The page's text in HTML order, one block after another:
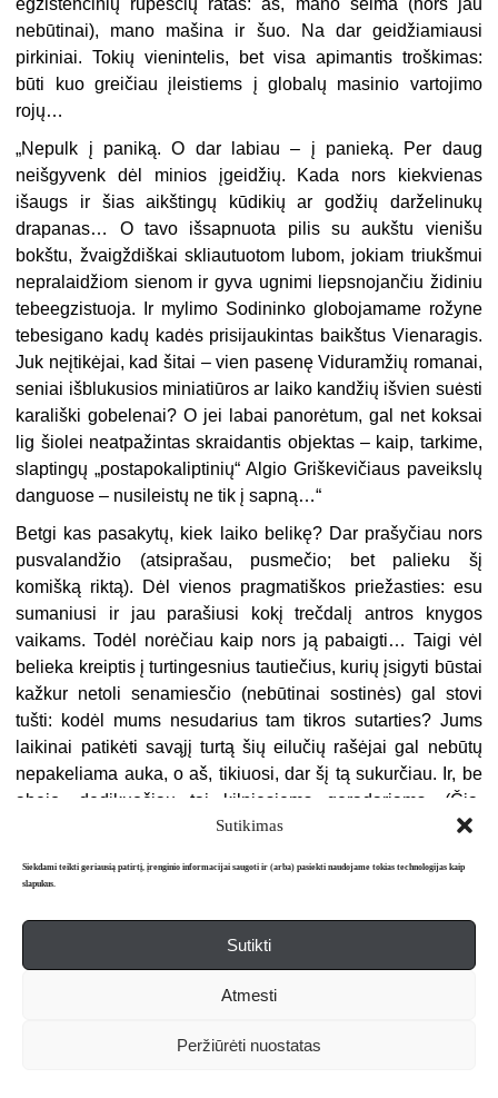
Sutikimas
Siekdami teikti geriausią patirtį, įrenginio informacijai saugoti ir (arba) pasiekti naudojame tokias technologijas kaip
slapukus.
Sutikti
Atmesti
Peržiūrėti nuostatas
egzistencinių rūpesčių ratas: aš, mano šeima (nors jau
nebūtinai), mano mašina ir šuo. Na dar geidžiamiausi
pirkiniai. Tokių vienintelis, bet visa apimantis troškimas:
būti kuo greičiau įleistiems į globalų masinio vartojimo
rojų…
„Nepulk į paniką. O dar labiau – į panieką. Per daug
neišgyvenk dėl minios įgeidžių. Kada nors kiekvienas
išaugs ir šias aikštingų kūdikių ar godžių darželinukų
drapanas… O tavo išsapnuota pilis su aukštu vienišu
bokštu, žvaigždiškai skliautuotom lubom, jokiam triukšmui
nepralaidžiom sienom ir gyva ugnimi liepsnojančiu židiniu
tebeegzistuoja. Ir mylimo Sodininko globojamame rožyne
tebesigano kadų kadės prisijaukintas baikštus Vienaragis.
Juk neįtikėjai, kad šitai – vien pasenę Viduramžių romanai,
seniai išblukusios miniatiūros ar laiko kandžių išvien suėsti
karališki gobelenai? O jei labai panorėtum, gal net koksai
lig šiolei neatpažintas skraidantis objektas – kaip, tarkime,
slaptingų „postapokaliptinių“ Algio Griškevičiaus paveikslų
danguose – nusileistų ne tik į sapną…“
Betgi kas pasakytų, kiek laiko belikę? Dar prašyčiau nors
pusvalandžio (atsiprašau, pusmečio; bet palieku šį
komišką riktą). Dėl vienos pragmatiškos priežasties: esu
sumaniusi ir jau parašiusi kokį trečdalį antros knygos
vaikams. Todėl norėčiau kaip nors ją pabaigti… Taigi vėl
belieka kreiptis į turtingesnius tautiečius, kurių įsigyti būstai
kažkur netoli senamiesčio (nebūtinai sostinės) gal stovi
tušti: kodėl mums nesudarius tam tikros sutarties? Jums
laikinai patikėti savąjį turtą šių eilučių rašėjai gal nebūtų
nepakeliama auka, o aš, tikiuosi, dar šį tą sukurčiau. Ir, be
abejo, dedikuočiau tai kilniesiems geradariams. (Čia,
naudodamasi proga, nuoširdžiai dėkoju dosniems
netikėtos ir todėl dar malonesnės paramos nebūtų taip greit
šį tą nuveikti galėčiau ir IŠ TENAI… Bet kadangi Kūrėjas –
ir juo tebesekantys kūrėjai – mėgsta trejybę, tai slapčiomis
dar viliuosi parašyti ir trečiąją. Tegul net blunkančiomis ar
žemiška – kartu ir dangiška – Saule.